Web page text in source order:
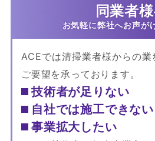
同業者
ACEでは清掃業者様からの
ご要望を承っております。
技術者が足りない
自社では施工できない
事業拡大したい